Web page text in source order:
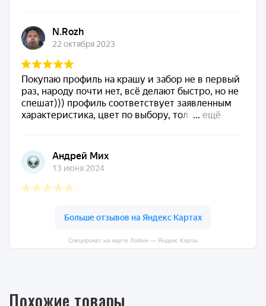
Спецпрокат на карте Лобни — Яндекс Карты
Похожие товары